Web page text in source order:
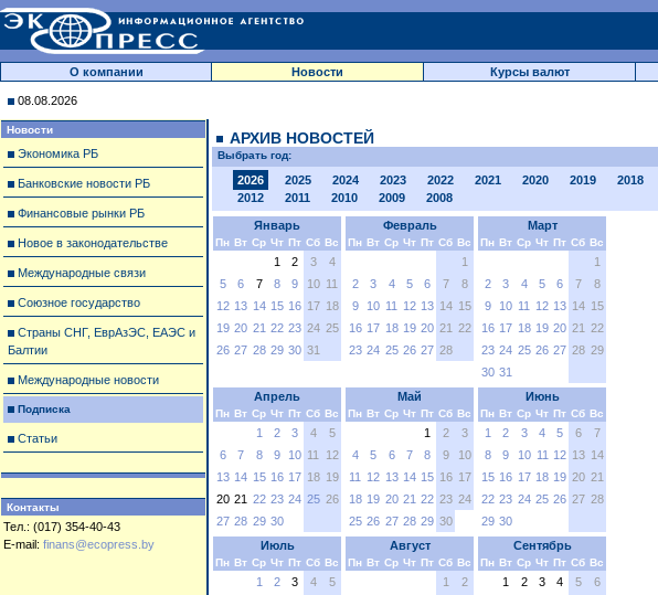
О компании Новости Курсы валют
08.08.2026
Новости
Экономика РБ
Банковские новости РБ
Финансовые рынки РБ
Новое в законодательстве
Международные связи
Союзное государство
Страны СНГ, ЕврАзЭС, ЕАЭС и
Балтии
Международные новости
Подписка
Статьи
Контакты
Тел.: (017) 354-40-43
E-mail: finans@ecopress.by
АРХИВ НОВОСТЕЙ
Выбрать год:
2026 2025 2024 2023 2022 2021 2020 2019 2018
2012
2011 2010 2009 2008
Январь
Пн Вт Ср Чт Пт Сб Вс
1 2 3
4
5
6 7 8 9 10 11
12 13 14 15 16 17 18
19 20 21 22 23 24 25
26 27 28 29 30 31
Февраль
Пн Вт Ср Чт Пт Сб Вс
1
2
3 4 5 6 7
8
9
10 11 12 13 14 15
16 17 18 19 20 21 22
23 24 25 26 27 28
Март
Пн Вт Ср Чт Пт Сб Вс
1
2
3 4 5 6 7
8
9
10 11 12 13 14 15
16 17 18 19 20 21 22
23 24 25 26 27 28 29
30 31
Апрель
Пн Вт Ср Чт Пт Сб Вс
1 2 3 4
5
6
7 8 9 10 11
12
13 14 15 16 17 18 19
20 21 22 23 24 25 26
27 28 29 30
Май
Пн Вт Ср Чт Пт Сб Вс
1 2
3
4
5 6 7 8 9
10
11
12 13 14 15 16 17
18 19 20 21 22 23 24
25 26 27 28 29 30
Июнь
Пн Вт Ср Чт Пт Сб Вс
1 2 3 4 5 6
7
8
9 10 11 12 13 14
15 16 17 18 19 20 21
22 23 24 25 26 27 28
29 30
Июль
Пн Вт Ср Чт Пт Сб Вс
1 2 3 4
5
Август
Пн Вт Ср Чт Пт Сб Вс
1
2
Сентябрь
Пн Вт Ср Чт Пт Сб Вс
1 2 3 4 5
6